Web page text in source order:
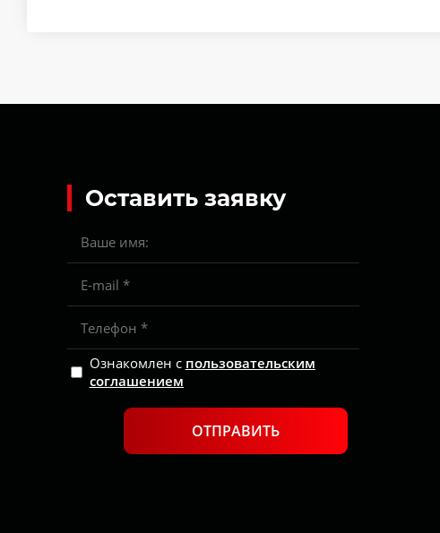
Оставить заявку
Ознакомлен с пользовательским
соглашением
ОТПРАВИТЬ